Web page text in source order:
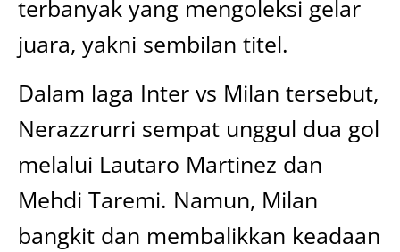
terbanyak yang mengoleksi gelar
juara, yakni sembilan titel.
Dalam laga Inter vs Milan tersebut,
Nerazzrurri sempat unggul dua gol
melalui Lautaro Martinez dan
Mehdi Taremi. Namun, Milan
bangkit dan membalikkan keadaan